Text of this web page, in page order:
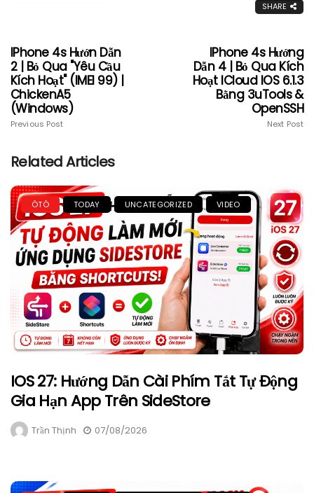
SHARE
IPhone 4s Hướn Dẫn
2 | Bỏ Qua "Yêu Cầu
Kích Hoạt" (IMEI 99) |
ChickenA5
(Windows)
Previous Post
IPhone 4s Hướng
Dẫn 4 | Bỏ Qua Kích
Hoạt ICloud IOS 6.1.3
Bằng 3uTools &
OpenSSH
Next Post
Related Articles
ÔTÔ TODAY UNCATEGORIZED VIDEO
IOS 27: Hướng Dẫn Cài Phím Tắt Tự Động
Gia Hạn App Trên SideStore
Trần Thịnh 07/08/2026